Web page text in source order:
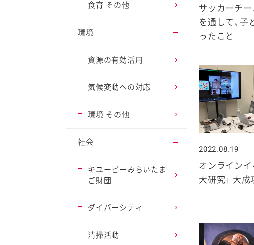
サッカーチ
を通して、子
ったこと
2022.08.19
オンラインイ
大研究」 大成
食育 その他
環境
資源の有効活用
気候変動への対応
環境 その他
社会
キユーピーみらいたま
ご財団
ダイバーシティ
清掃活動